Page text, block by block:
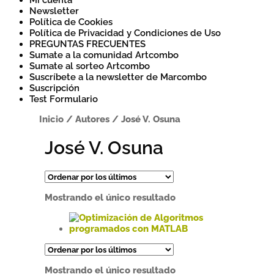
Newsletter
Política de Cookies
Política de Privacidad y Condiciones de Uso
PREGUNTAS FRECUENTES
Sumate a la comunidad Artcombo
Sumate al sorteo Artcombo
Suscríbete a la newsletter de Marcombo
Suscripción
Test Formulario
Inicio /Autores /José V. Osuna
José V. Osuna
Mostrando el único resultado
producto
Mostrando el único resultado